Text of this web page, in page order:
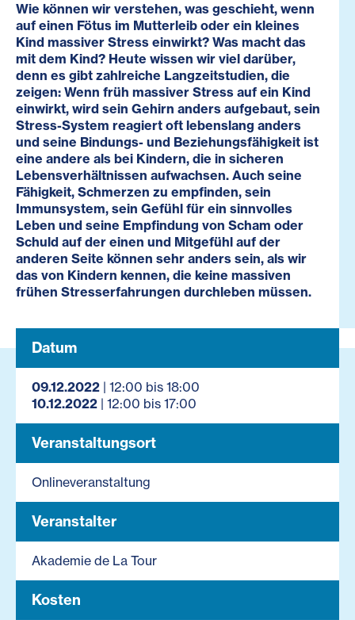
Wie können wir verstehen, was geschieht, wenn
auf einen Fötus im Mutterleib oder ein kleines
Kind massiver Stress einwirkt? Was macht das
mit dem Kind? Heute wissen wir viel darüber,
denn es gibt zahlreiche Langzeitstudien, die
zeigen: Wenn früh massiver Stress auf ein Kind
einwirkt, wird sein Gehirn anders aufgebaut, sein
Stress-System reagiert oft lebenslang anders
und seine Bindungs- und Beziehungsfähigkeit ist
eine andere als bei Kindern, die in sicheren
Lebensverhältnissen aufwachsen. Auch seine
Fähigkeit, Schmerzen zu empfinden, sein
Immunsystem, sein Gefühl für ein sinnvolles
Leben und seine Empfindung von Scham oder
Schuld auf der einen und Mitgefühl auf der
anderen Seite können sehr anders sein, als wir
das von Kindern kennen, die keine massiven
frühen Stresserfahrungen durchleben müssen.
Datum
09.12.2022 | 12:00 bis 18:00
10.12.2022 | 12:00 bis 17:00
Veranstaltungsort
Onlineveranstaltung
Veranstalter
Akademie de La Tour
Kosten